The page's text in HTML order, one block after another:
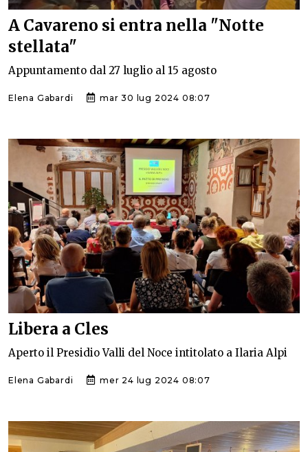
A Cavareno si entra nella "Notte
stellata"
Appuntamento dal 27 luglio al 15 agosto
Elena Gabardi mar 30 lug 2024 08:07
Libera a Cles
Aperto il Presidio Valli del Noce intitolato a Ilaria Alpi
Elena Gabardi mer 24 lug 2024 08:07